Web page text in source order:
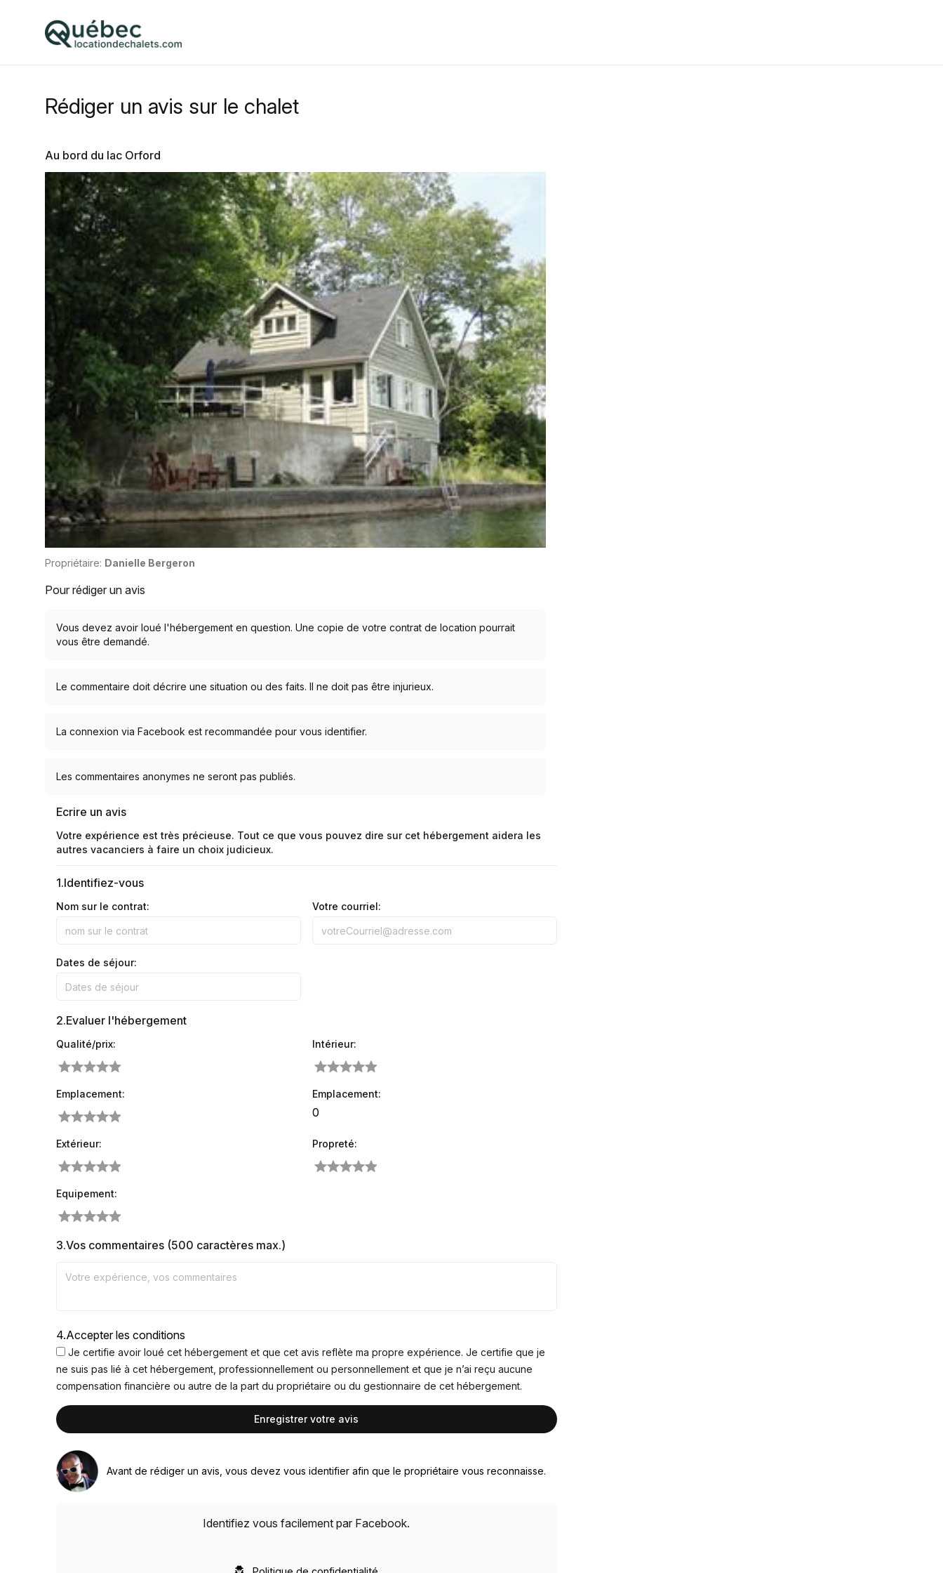
Rédiger un avis sur le chalet
Au bord du lac Orford
Propriétaire: Danielle Bergeron
Pour rédiger un avis
Vous devez avoir loué l'hébergement en question. Une copie de votre contrat de location pourrait
vous être demandé.
Le commentaire doit décrire une situation ou des faits. Il ne doit pas être injurieux.
La connexion via Facebook est recommandée pour vous identifier.
Les commentaires anonymes ne seront pas publiés.
Ecrire un avis
Votre expérience est très précieuse. Tout ce que vous pouvez dire sur cet hébergement aidera les
autres vacanciers à faire un choix judicieux.
1.Identifiez-vous
Nom sur le contrat: Votre courriel:
Dates de séjour:
2.Evaluer l'hébergement
Qualité/prix: Intérieur:
Emplacement: Emplacement:
Extérieur: Propreté:
Equipement:
3.Vos commentaires (500 caractères max.)
4.Accepter les conditions
Je certifie avoir loué cet hébergement et que cet avis reflète ma propre expérience. Je certifie que je
ne suis pas lié à cet hébergement, professionnellement ou personnellement et que je n’ai reçu aucune
compensation financière ou autre de la part du propriétaire ou du gestionnaire de cet hébergement.
Avant de rédiger un avis, vous devez vous identifier afin que le propriétaire vous reconnaisse.
Identifiez vous facilement par Facebook.